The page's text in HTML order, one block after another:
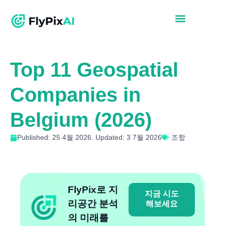
Top 11 Geospatial
Companies in
Belgium (2026)
Published: 25 4월 2026. Updated: 3 7월 2026 조항
FlyPix로 지
리공간 분석
의 미래를
지금 시도
해보세요